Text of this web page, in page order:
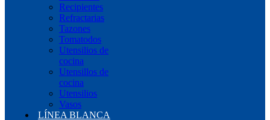
Recipientes
Refractarias
Tazones
Tomatodos
Utensilios de
cocina
Utensillos de
cocina
Utensilios
Vasos
LÍNEA BLANCA